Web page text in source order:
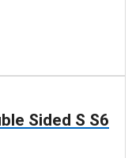
Sided S S6